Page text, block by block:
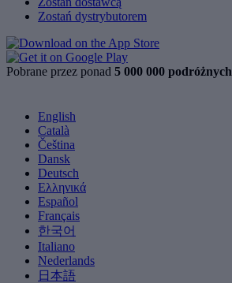
Zostań dystrybutorem
Pobrane przez ponad 5 000 000 podróżnych
English
Català
Čeština
Dansk
Deutsch
Ελληνικά
Español
Français
한국어
Italiano
Nederlands
日本語